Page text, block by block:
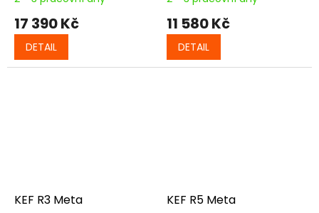
17 390 Kč
DETAIL
11 580 Kč
DETAIL
KEF R3 Meta KEF R5 Meta